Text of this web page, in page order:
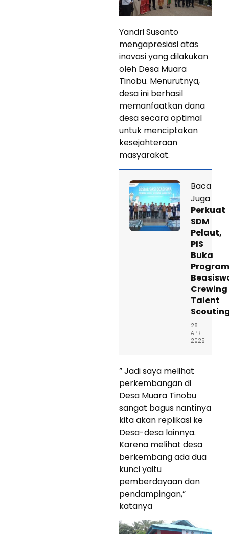
Yandri Susanto
mengapresiasi atas
inovasi yang dilakukan
oleh Desa Muara
Tinobu. Menurutnya,
desa ini berhasil
memanfaatkan dana
desa secara optimal
untuk menciptakan
kesejahteraan
masyarakat.
Baca
Juga
Perkuat
SDM
Pelaut,
PIS
Buka
Program
Crewing
Talent
28
APR
2025
” Jadi saya melihat
perkembangan di
Desa Muara Tinobu
sangat bagus nantinya
kita akan replikasi ke
Desa-desa lainnya.
Karena melihat desa
berkembang ada dua
kunci yaitu
pemberdayaan dan
pendampingan,”
katanya